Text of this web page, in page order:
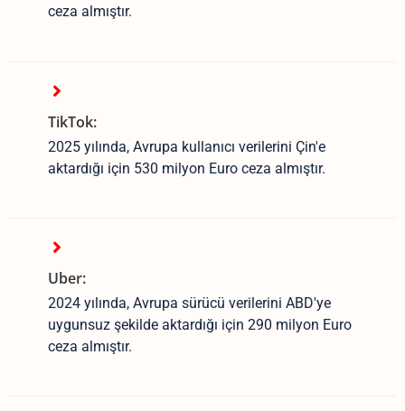
ceza almıştır.
TikTok:
2025 yılında, Avrupa kullanıcı verilerini Çin'e
aktardığı için 530 milyon Euro ceza almıştır.
Uber:
2024 yılında, Avrupa sürücü verilerini ABD'ye
uygunsuz şekilde aktardığı için 290 milyon Euro
ceza almıştır.